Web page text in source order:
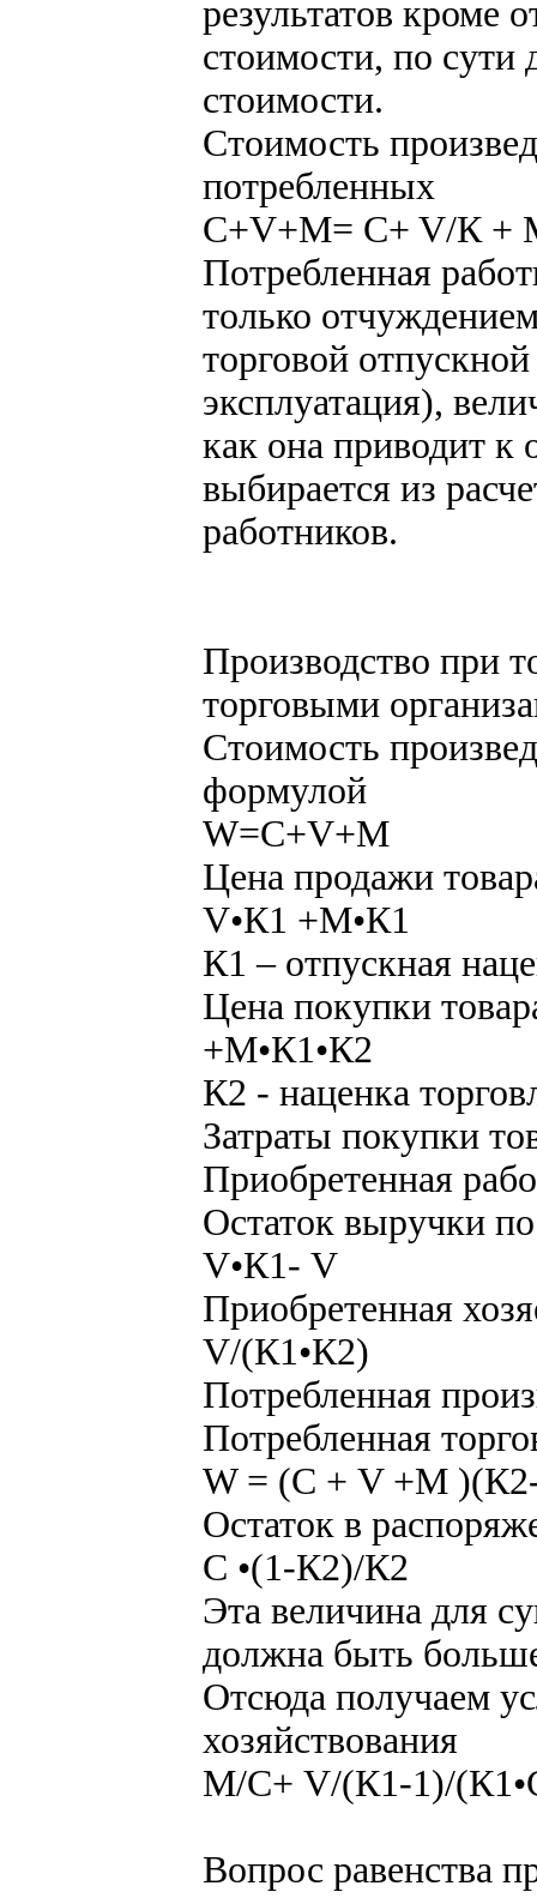
результатов кроме
стоимости, по сути
стоимости.
Стоимость
потребленных
C+V+M= C+ V/К +
Потребленная
только
торговой
эксплуатация),
как она приводит
выбирается из
работников.
Производство при
торговыми
Стоимость
формулой
W=C+V+M
Цена продажи
V•К1 +M•К1
К1 – отпускная
Цена покупки
+M•К1•К2
К2 - наценка
Затраты покупки
Приобретенная
Остаток выручки
V•К1- V
Приобретенная
V/(К1•К2)
Потребленная
Потребленная
W = (С + V +M
Остаток в
С •(1-К2)/К2
Эта величина для
должна быть
Отсюда получаем
хозяйствования
М/С+ V/(К1-1)/
Вопрос равенства